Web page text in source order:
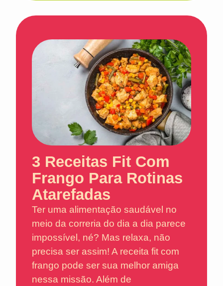
3 Receitas Fit Com
Frango Para Rotinas
Atarefadas
Ter uma alimentação saudável no
meio da correria do dia a dia parece
impossível, né? Mas relaxa, não
precisa ser assim! A receita fit com
frango pode ser sua melhor amiga
nessa missão. Além de